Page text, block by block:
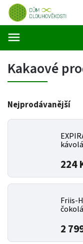
Kakaové
Nejprodávanější
224
Friis-
2